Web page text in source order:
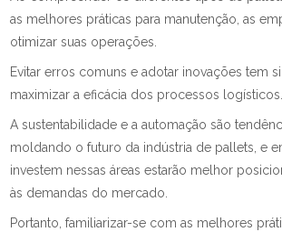
as melhores práticas para manutenção, as
otimizar suas operações.
Evitar erros comuns e adotar inovações tem
maximizar a eficácia dos processos logísticos.
A sustentabilidade e a automação são
moldando o futuro da indústria de pallets, e
investem nessas áreas estarão melhor
às demandas do mercado.
Portanto, familiarizar-se com as melhores